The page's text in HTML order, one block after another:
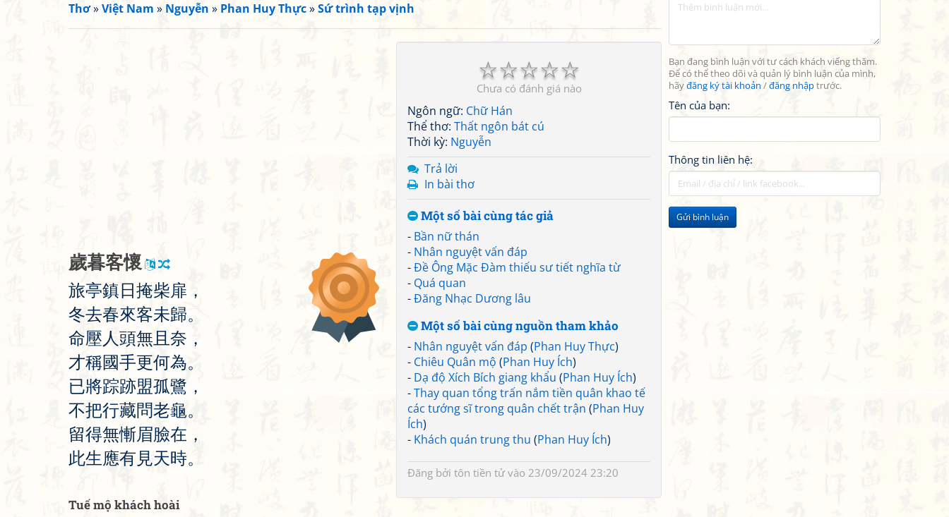
Bạn đang bình luận với tư cách khách viếng thăm.
Để có thể theo dõi và quản lý bình luận của mình,
hãyđăng ký tài khoản /đăng nhậptrước.
Tên của bạn:
Thông tin liên hệ:
Gửi bình luận
Thơ»Việt Nam » Nguyễn » Phan Huy Thực»Sứ trình tạp vịnh
☆
☆
☆
☆
☆
Chưa có đánh giá nào
Ngôn ngữ: Chữ Hán
Thể thơ: Thất ngôn bát cú
Thời kỳ: Nguyễn
Trả lời
In bài thơ
Một số bài cùng tác giả
- Bần nữ thán
- Nhân nguyệt vấn đáp
-Đề Ông Mặc Đàm thiếu sư tiết nghĩa từ
- Quá quan
-Đăng Nhạc Dương lâu
Một số bài cùng nguồn tham khảo
- Nhân nguyệt vấn đáp (Phan Huy Thực)
- Chiêu Quân mộ (Phan Huy Ích)
- Dạ độ Xích Bích giang khẩu (Phan Huy Ích)
-Thay quan tổng trấn nắm tiền quân khao tế
các tướng sĩ trong quân chết trận (Phan Huy
Ích)
- Khách quán trung thu (Phan Huy Ích)
Đăng bởi tôn tiền tửvào 23/09/2024 23:20
歲暮客懷
旅亭鎮 日 掩柴扉 ，
冬去春來客未歸。
命壓 人頭無 且 奈 ，
才稱國手更何為。
已將踪跡盟孤鷺 ，
不把行藏問老龜。
留得無慚眉臉在 ，
此生應有 見天時。
Tuế mộ khách hoài